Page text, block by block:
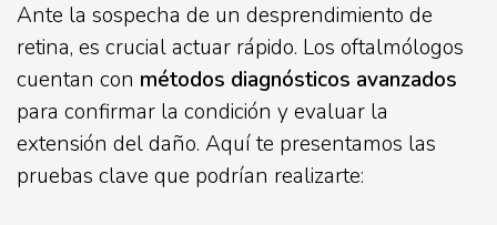
Ante la sospecha de un desprendimiento de
retina, es crucial actuar rápido. Los oftalmólogos
cuentan con métodos diagnósticos avanzados
para confirmar la condición y evaluar la
extensión del daño. Aquí te presentamos las
pruebas clave que podrían realizarte: